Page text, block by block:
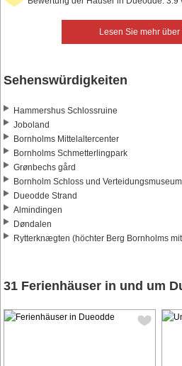
Lesen Sie mehr
Sehenswürdigkeiten
Hammershus Schlossruine
Joboland
Bornholms Mittelaltercenter
Bornholms Schmetterlingpark
Grønbechs gård
Bornholm Schloss und Verteidungsmuseum
Dueodde Strand
Almindingen
Døndalen
Rytterknægten (höchter Berg Bornholms
31 Ferienhäuser in und um